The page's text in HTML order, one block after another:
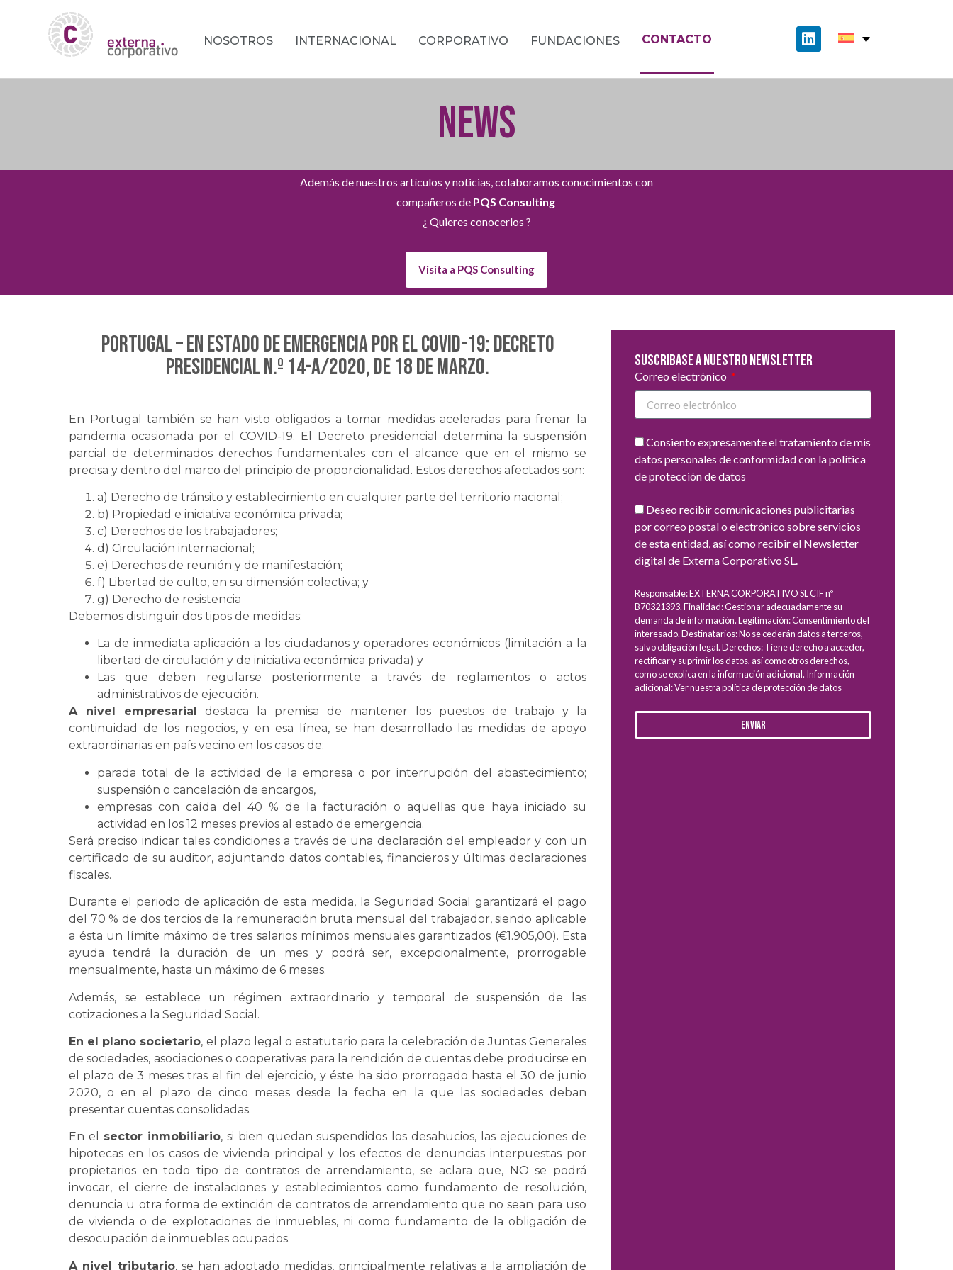
NOSOTROS INTERNACIONAL CORPORATIVO FUNDACIONES CONTACTO
NEWS
Además de nuestros artículos y noticias, colaboramos conocimientos con
compañeros de PQS Consulting
¿ Quieres conocerlos ?
Visita a PQS Consulting
PORTUGAL – EN ESTADO DE EMERGENCIA POR EL COVID-19: Decreto
Presidencial n.º 14-A/2020, de 18 de marzo.
En Portugal también se han visto obligados a tomar medidas aceleradas para frenar la
pandemia ocasionada por el COVID-19. El Decreto presidencial determina la suspensión
parcial de determinados derechos fundamentales con el alcance que en el mismo se
precisa y dentro del marco del principio de proporcionalidad. Estos derechos afectados son:
a) Derecho de tránsito y establecimiento en cualquier parte del territorio nacional;
b) Propiedad e iniciativa económica privada;
c) Derechos de los trabajadores;
d) Circulación internacional;
e) Derechos de reunión y de manifestación;
f) Libertad de culto, en su dimensión colectiva; y
g) Derecho de resistencia
Debemos distinguir dos tipos de medidas:
La de inmediata aplicación a los ciudadanos y operadores económicos (limitación a la
libertad de circulación y de iniciativa económica privada) y
Las que deben regularse posteriormente a través de reglamentos o actos
administrativos de ejecución.
A nivel empresarial
destaca la premisa de mantener los puestos de trabajo y la
continuidad de los negocios, y en esa línea, se han desarrollado las medidas de apoyo
extraordinarias en país vecino en los casos de:
parada total de la actividad de la empresa o por interrupción del abastecimiento;
suspensión o cancelación de encargos,
empresas con caída del 40 % de la facturación o aquellas que haya iniciado su
actividad en los 12 meses previos al estado de emergencia.
Será preciso indicar tales condiciones a través de una declaración del empleador y con un
certificado de su auditor, adjuntando datos contables, financieros y últimas declaraciones
fiscales.
Durante el periodo de aplicación de esta medida, la Seguridad Social garantizará el pago
del 70 % de dos tercios de la remuneración bruta mensual del trabajador, siendo aplicable
a ésta un límite máximo de tres salarios mínimos mensuales garantizados (€1.905,00). Esta
ayuda tendrá la duración de un mes y podrá ser, excepcionalmente, prorrogable
mensualmente, hasta un máximo de 6 meses.
Además, se establece un régimen extraordinario y temporal de suspensión de las
cotizaciones a la Seguridad Social.
En el plano societario, el plazo legal o estatutario para la celebración de Juntas Generales
de sociedades, asociaciones o cooperativas para la rendición de cuentas debe producirse en
el plazo de 3 meses tras el fin del ejercicio, y éste ha sido prorrogado hasta el 30 de junio
2020, o en el plazo de cinco meses desde la fecha en la que las sociedades deban
presentar cuentas consolidadas.
En el sector inmobiliario, si bien quedan suspendidos los desahucios, las ejecuciones de
hipotecas en los casos de vivienda principal y los efectos de denuncias interpuestas por
propietarios en todo tipo de contratos de arrendamiento, se aclara que, NO se podrá
invocar, el cierre de instalaciones y establecimientos como fundamento de resolución,
denuncia u otra forma de extinción de contratos de arrendamiento que no sean para uso
de vivienda o de explotaciones de inmuebles, ni como fundamento de la obligación de
desocupación de inmuebles ocupados.
A nivel tributario, se han adoptado medidas, principalmente relativas a la ampliación de
Suscribase a nuestro newsletter
Correo electrónico
Consiento expresamente el tratamiento de mis
datos personales de conformidad con la política
de protección de datos
Deseo recibir comunicaciones publicitarias
por correo postal o electrónico sobre servicios
de esta entidad, así como recibir el Newsletter
digital de Externa Corporativo SL.
Responsable: EXTERNA CORPORATIVO SL CIF nº
B70321393. Finalidad: Gestionar adecuadamente su
demanda de información. Legitimación: Consentimiento del
interesado. Destinatarios: No se cederán datos a terceros,
salvo obligación legal. Derechos: Tiene derecho a acceder,
rectificar y suprimir los datos, así como otros derechos,
como se explica en la información adicional. Información
adicional: Ver nuestra política de protección de datos
Enviar